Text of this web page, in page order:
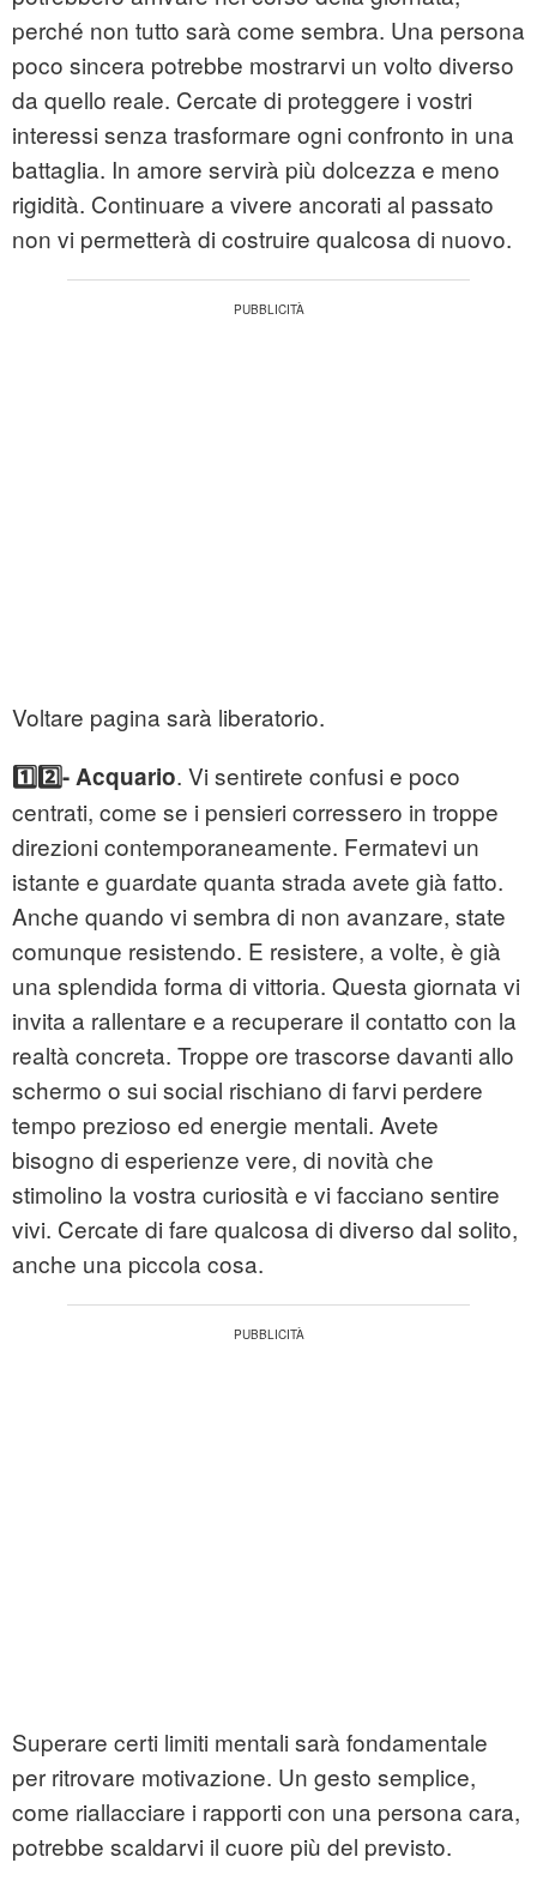
perché non tutto sarà come sembra. Una persona
poco sincera potrebbe mostrarvi un volto diverso
da quello reale. Cercate di proteggere i vostri
interessi senza trasformare ogni confronto in una
battaglia. In amore servirà più dolcezza e meno
rigidità. Continuare a vivere ancorati al passato
non vi permetterà di costruire qualcosa di nuovo.
Voltare pagina sarà liberatorio.
1️⃣2️⃣- Acquario. Vi sentirete confusi e poco
centrati, come se i pensieri corressero in troppe
direzioni contemporaneamente. Fermatevi un
istante e guardate quanta strada avete già fatto.
Anche quando vi sembra di non avanzare, state
comunque resistendo. E resistere, a volte, è già
una splendida forma di vittoria. Questa giornata vi
invita a rallentare e a recuperare il contatto con la
realtà concreta. Troppe ore trascorse davanti allo
schermo o sui social rischiano di farvi perdere
tempo prezioso ed energie mentali. Avete
bisogno di esperienze vere, di novità che
stimolino la vostra curiosità e vi facciano sentire
vivi. Cercate di fare qualcosa di diverso dal solito,
anche una piccola cosa.
Superare certi limiti mentali sarà fondamentale
per ritrovare motivazione. Un gesto semplice,
come riallacciare i rapporti con una persona cara,
potrebbe scaldarvi il cuore più del previsto.